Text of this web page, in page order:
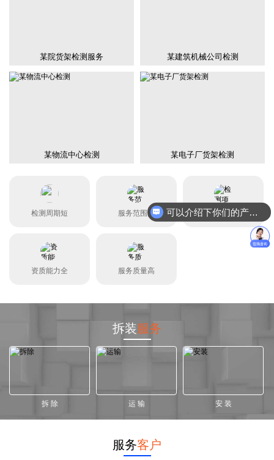
某院货架检测服务 某建筑机械公司检测
某物流中心检测 某电子厂货架检测
检测周期短 服务范围广 检测项目全
资质能力全 服务质量高
拆装服务
拆 除 运 输 安 装
服务客户
可以介绍下你们的产品么？